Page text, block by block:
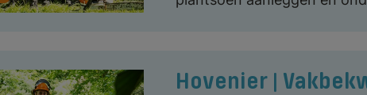
Hovenier |